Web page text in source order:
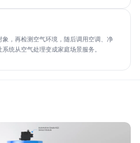
，再检测空气环境，随后调用空调、净
统从空气处理变成家庭场景服务。